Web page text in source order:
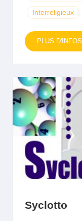
Interreligieux
PLUS D'INFOS
Syclotto